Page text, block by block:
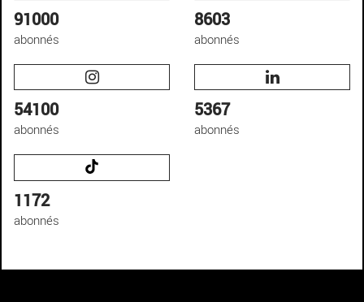
91000
abonnés
8603
abonnés
54100
abonnés
5367
abonnés
1172
abonnés